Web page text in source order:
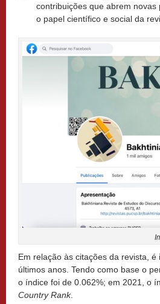
contribuições que abrem
o papel científico e social da
Em relação às citações da revista,
últimos anos. Tendo como base o
o índice foi de 0.062%; em 2021, o
Country Rank.